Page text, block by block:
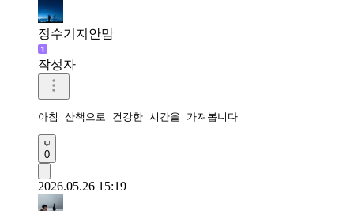
정수기지안맘
작성자
아침 산책으로 건강한 시간을 가져봅니다
0
2026.05.26 15:19